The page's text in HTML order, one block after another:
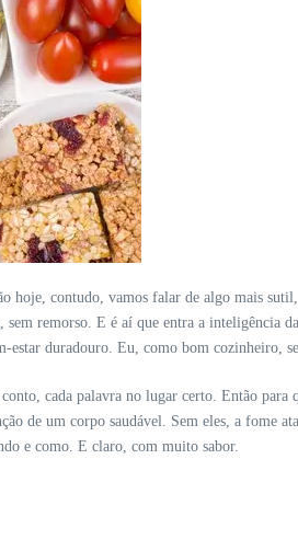
hoje, contudo, vamos falar de algo mais
remorso. E é aí que entra a inteligência
estar duradouro. Eu, como bom cozinheiro,
cada palavra no lugar certo. Então para
de um corpo saudável. Sem eles, a fome
e como. E claro, com muito sabor.